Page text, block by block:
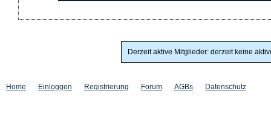
Derzeit aktive Mitglieder: derzeit keine
Home Einloggen Registrierung Forum AGBs Datenschutz